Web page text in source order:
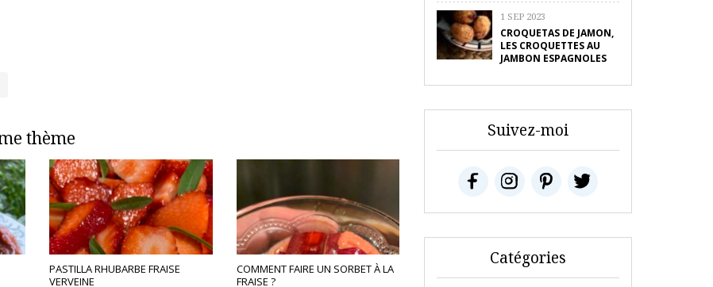
thème
PASTILLA RHUBARBE FRAISE
VERVEINE
COMMENT FAIRE UN SORBET À LA
FRAISE ?
1 SEP 2023
CROQUETAS DE JAMON,
LES CROQUETTES AU
JAMBON ESPAGNOLES
Suivez-moi
Catégories